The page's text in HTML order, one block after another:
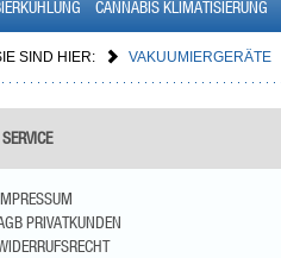
CANNABIS KLIMATISIERUNG
SIND HIER: VAKUUMIERGERÄTE
SERVICE
PRIVATKUNDEN